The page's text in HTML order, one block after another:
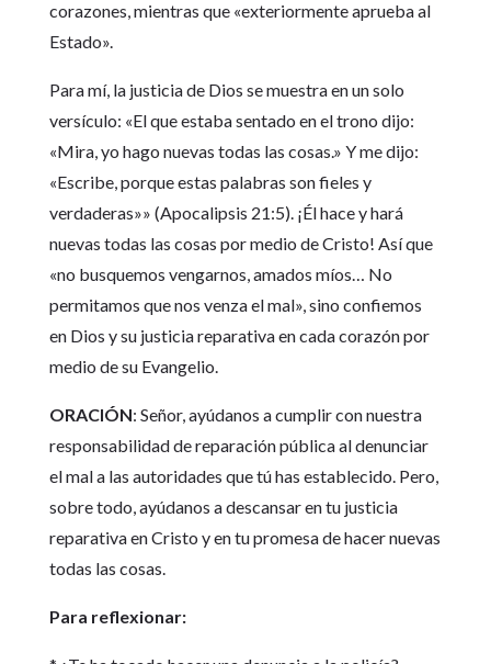
corazones, mientras que «exteriormente aprueba al
Estado».
Para mí, la justicia de Dios se muestra en un solo
versículo: «El que estaba sentado en el trono dijo:
«Mira, yo hago nuevas todas las cosas.» Y me dijo:
«Escribe, porque estas palabras son fieles y
verdaderas»» (Apocalipsis 21:5). ¡Él hace y hará
nuevas todas las cosas por medio de Cristo! Así que
«no busquemos vengarnos, amados míos… No
permitamos que nos venza el mal», sino confiemos
en Dios y su justicia reparativa en cada corazón por
medio de su Evangelio.
ORACIÓN: Señor, ayúdanos a cumplir con nuestra
responsabilidad de reparación pública al denunciar
el mal a las autoridades que tú has establecido. Pero,
sobre todo, ayúdanos a descansar en tu justicia
reparativa en Cristo y en tu promesa de hacer nuevas
todas las cosas.
Para reflexionar: